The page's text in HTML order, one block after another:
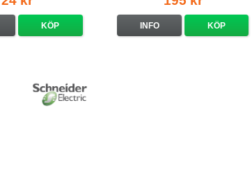
KÖP INFO KÖP